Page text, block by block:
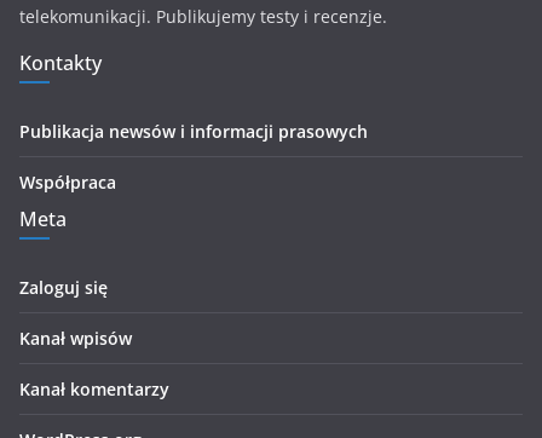
telekomunikacji. Publikujemy testy i recenzje.
Kontakty
Publikacja newsów i informacji prasowych
Współpraca
Meta
Zaloguj się
Kanał wpisów
Kanał komentarzy